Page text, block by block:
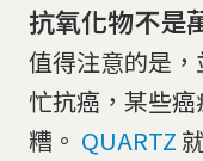
抗氧化物不是
值得注意的是
忙抗癌，某些
糟。 QUARTZ